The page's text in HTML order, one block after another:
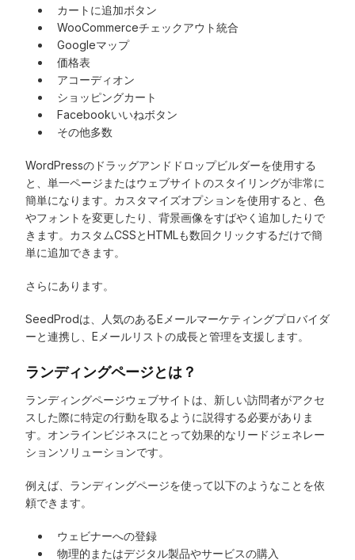
カートに追加ボタン
WooCommerceチェックアウト統合
Googleマップ
価格表
アコーディオン
ショッピングカート
Facebookいいねボタン
その他多数
WordPressのドラッグアンドドロップビルダーを使用する
と、単一ページまたはウェブサイトのスタイリングが非常に
簡単になります。カスタマイズオプションを使用すると、色
やフォントを変更したり、背景画像をすばやく追加したりで
きます。カスタムCSSとHTMLも数回クリックするだけで簡
単に追加できます。
さらにあります。
SeedProdは、人気のあるEメールマーケティングプロバイダ
ーと連携し、Eメールリストの成長と管理を支援します。
ランディングページとは？
ランディングページウェブサイトは、新しい訪問者がアクセ
スした際に特定の行動を取るように説得する必要がありま
す。オンラインビジネスにとって効果的なリードジェネレー
ションソリューションです。
例えば、ランディングページを使って以下のようなことを依
頼できます。
ウェビナーへの登録
物理的またはデジタル製品やサービスの購入